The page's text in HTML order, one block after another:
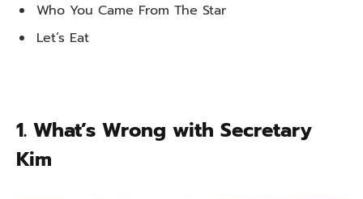
Who You Came From The Star
Let’s Eat
1. What’s Wrong with Secretary
Kim